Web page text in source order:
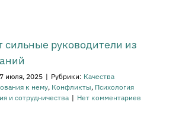
сильные руководители из
7 июля, 2025 | Рубрики: Качества
к нему, Конфликты, Психология
и сотрудничества | Нет комментариев